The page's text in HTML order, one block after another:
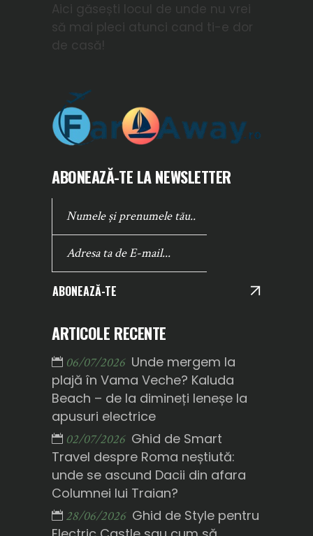
Aici găsești locul de unde nu vrei
să mai pleci atunci cand ti-e dor
de casă!
ABONEAZĂ-TE LA NEWSLETTER
ABONEAZĂ-TE
ARTICOLE RECENTE
06/07/2026 Unde mergem la
plajă în Vama Veche? Kaluda
Beach – de la dimineți leneșe la
apusuri electrice
02/07/2026 Ghid de Smart
Travel despre Roma neștiută:
unde se ascund Dacii din afara
Columnei lui Traian?
28/06/2026 Ghid de Style pentru